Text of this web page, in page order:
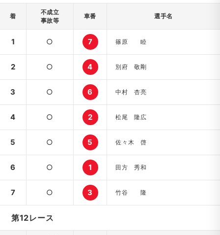
着
不成立
事故等
車番 選手名
1 ○ 7 篠原 睦
2 ○ 4 別府 敬剛
3 ○ 6 中村 杏亮
4 ○ 2 松尾 隆広
5 ○ 5 佐々木 啓
6 ○ 1 田方 秀和
7 ○ 3 竹谷 隆
第12レース